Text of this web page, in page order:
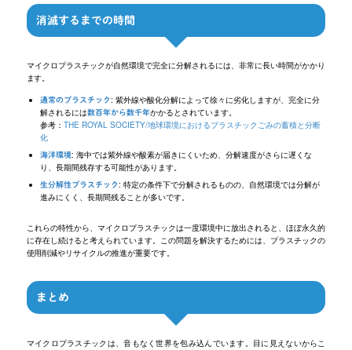
消滅するまでの時間
マイクロプラスチックが自然環境で完全に分解されるには、非常に長い時間がかかり
ます。
通常のプラスチック : 紫外線や酸化分解によって徐々に劣化しますが、完全に分
解されるには数百年から数千年かかるとされています。
参考： THE ROYAL SOCIETY/地球環境におけるプラスチックごみの蓄積と分断
化
海洋環境: 海中では紫外線や酸素が届きにくいため、分解速度がさらに遅くな
り、長期間残存する可能性があります。
生分解性プラスチック : 特定の条件下で分解されるものの、自然環境では分解が
進みにくく、長期間残ることが多いです。
これらの特性から、マイクロプラスチックは一度環境中に放出されると、ほぼ永久的
に存在し続けると考えられています。この問題を解決するためには、プラスチックの
使用削減やリサイクルの推進が重要です。
まとめ
マイクロプラスチックは、音もなく世界を包み込んでいます。目に見えないからこ